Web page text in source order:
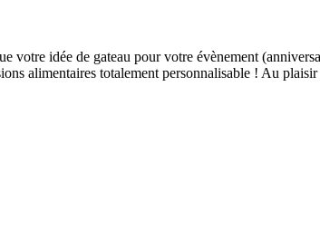
votre idée de gateau pour votre évènement
alimentaires totalement personnalisable ! Au